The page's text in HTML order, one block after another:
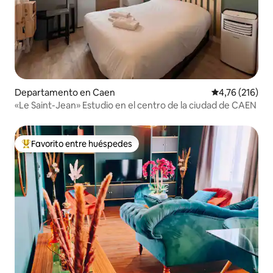
Departamento en Caen Calificación
4,76 (216)
«Le Saint-Jean» Estudio en el centro de la ciudad de CAEN
Favorito entre los huéspedes más destacados
Favorito entre huéspedes